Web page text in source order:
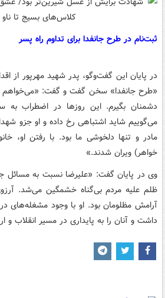
ثبت‌نام در طرح جانفدا برای تداوم راه پسر
در پایان این گفت‌وگو، پدر شهید مهرپور از
«طرح جانفدا» سخن گفت و گفت: «می‌خواهم
دشمنان بگیرم. این روزها در اضطراب
می‌گوییم شاید اشتباهی رخ داده و او جزو
مادر و تنها دلخوشی ما بود. با رفتن او،
خواهر) ویران شدند.»
وی در پایان گفت: «علیرضا نسبت به مسائل
ظلم علیه مردم بی‌گناه خشمگین می‌شد.
آرامش مظلومان بود. او با وجود مشغله‌های
داشت و آنان را به پایداری در مسیر انقلاب و